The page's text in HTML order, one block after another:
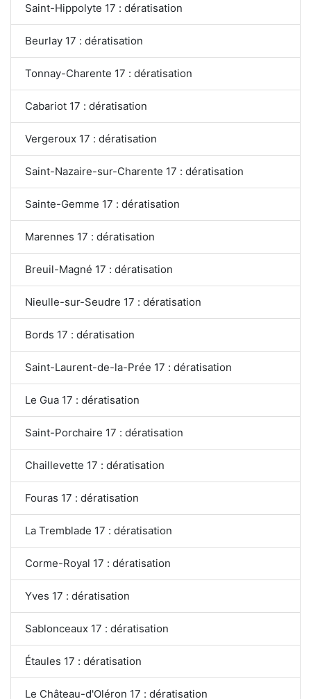
Saint-Hippolyte 17 : dératisation
Beurlay 17 : dératisation
Tonnay-Charente 17 : dératisation
Cabariot 17 : dératisation
Vergeroux 17 : dératisation
Saint-Nazaire-sur-Charente 17 : dératisation
Sainte-Gemme 17 : dératisation
Marennes 17 : dératisation
Breuil-Magné 17 : dératisation
Nieulle-sur-Seudre 17 : dératisation
Bords 17 : dératisation
Saint-Laurent-de-la-Prée 17 : dératisation
Le Gua 17 : dératisation
Saint-Porchaire 17 : dératisation
Chaillevette 17 : dératisation
Fouras 17 : dératisation
La Tremblade 17 : dératisation
Corme-Royal 17 : dératisation
Yves 17 : dératisation
Sablonceaux 17 : dératisation
Étaules 17 : dératisation
Le Château-d'Oléron 17 : dératisation